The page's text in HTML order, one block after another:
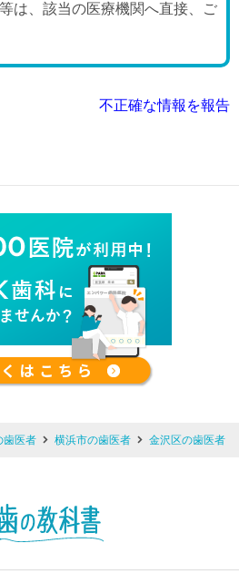
は、該当の医療機関へ直接、ご
不正確な情報を報告
歯医者 横浜市の歯医者 金沢区の歯医者